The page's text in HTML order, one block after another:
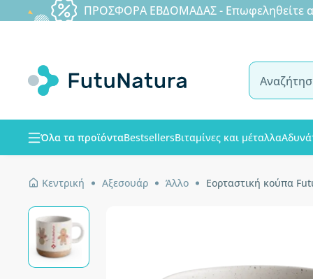
ΠΡΟΣΦΟΡΑ ΕΒΔΟΜΑΔΑΣ - Επωφεληθείτε
Όλα τα προϊόνταBestsellersΒιταμίνες και μέταλλα
Κεντρική Αξεσουάρ Άλλο Εορταστική κούπα